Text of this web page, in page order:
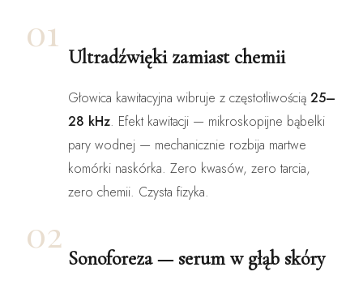
01
Ultradźwięki zamiast chemii
Głowica kawitacyjna wibruje z częstotliwością 25–
28 kHz. Efekt kawitacji — mikroskopijne bąbelki
pary wodnej — mechanicznie rozbija martwe
komórki naskórka. Zero kwasów, zero tarcia,
zero chemii. Czysta fizyka.
02
Sonoforeza — serum w głąb skóry